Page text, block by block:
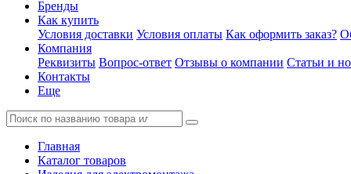
Бренды
Как купить
Условия доставки Условия оплаты Как оформить заказ?
Компания
Реквизиты Вопрос-ответ Отзывы о компании Статьи и
Контакты
Еще
Главная
Каталог товаров